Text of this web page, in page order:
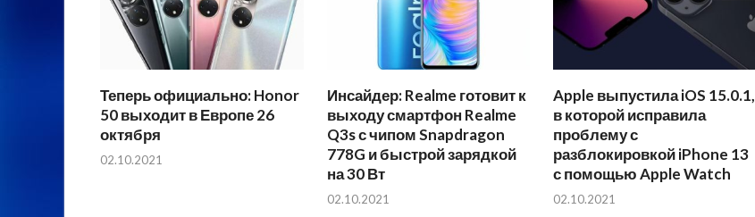
Теперь официально: Honor
50 выходит в Европе 26
октября
02.10.2021
Инсайдер: Realme готовит к
выходу смартфон Realme
Q3s с чипом Snapdragon
778G и быстрой зарядкой
на 30 Вт
02.10.2021
Apple выпустила iOS 15.0.1,
в которой исправила
проблему с
разблокировкой iPhone 13
с помощью Apple Watch
02.10.2021